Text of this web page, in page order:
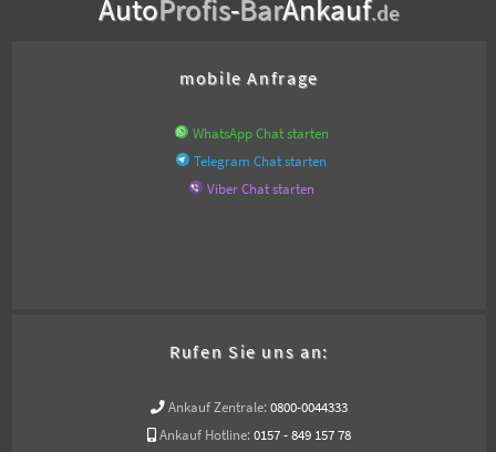
AutoProfis-BarAnkauf.de
mobile Anfrage
WhatsApp Chat starten
Telegram Chat starten
Viber Chat starten
Rufen Sie uns an:
Ankauf Zentrale: 0800-0044333
Ankauf Hotline: 0157 - 849 157 78